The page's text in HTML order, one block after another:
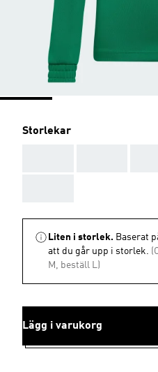
Storlekar
Liten i storlek. Baserat
att du går upp i storlek.
M, beställ L)
Lägg i varukorg